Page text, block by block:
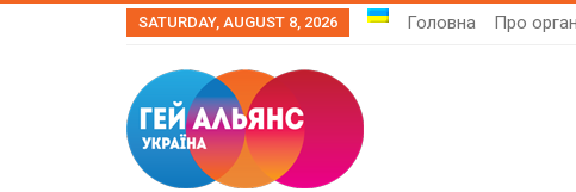
SATURDAY, AUGUST 8, 2026 Головна Про